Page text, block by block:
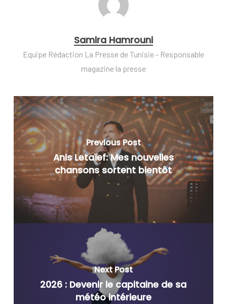
Samira Hamrouni
Equipe Rédaction La Presse de Tunisie - Responsable
magazine la presse
Previous Post
Anis Letaïef: Mes nouvelles
chansons sortent bientôt
Next Post
2026 : Devenir le capitaine de sa
météo intérieure